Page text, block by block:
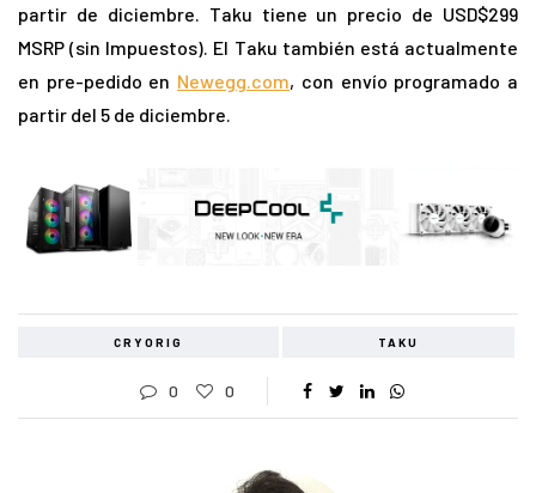
partir de diciembre. Taku tiene un precio de USD$299
MSRP (sin Impuestos). El Taku también está actualmente
en pre-pedido en Newegg.com, con envío programado a
partir del 5 de diciembre.
CRYORIG TAKU
0 0